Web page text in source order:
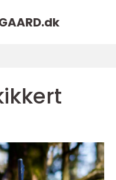
dk